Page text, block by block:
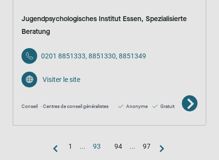
Jugendpsychologisches Institut Essen, Spezialisierte
Beratung
0201 8851333, 8851330, 8851349
Visiter le site
Conseil Centres de conseil généralistes Anonyme Gratuit
1 ... 93 94 ... 97